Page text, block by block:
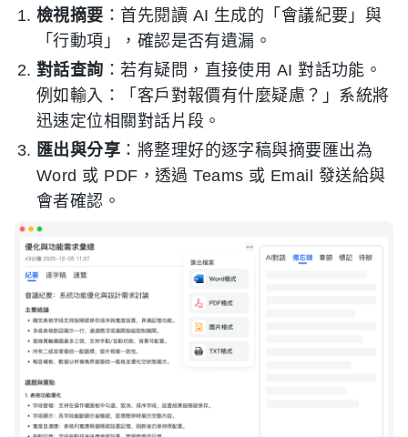
檢視摘要 ：首先閱讀 AI 生成的「會議紀要」與
「行動項」，確認是否有遺漏。
對話查詢 ：若有疑問，直接使用 AI 對話功能。
例如輸入：「客戶對報價有什麼疑慮？」系統將
迅速定位相關對話片段。
匯出與分享 ：將整理好的逐字稿與摘要匯出為
Word 或 PDF，透過 Teams 或 Email 發送給與
會者確認。